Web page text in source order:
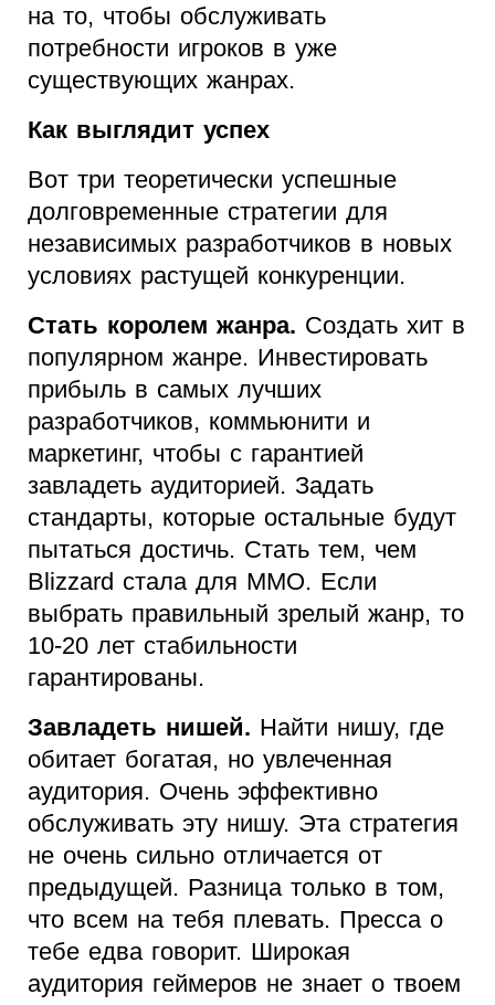
на то, чтобы обслуживать
потребности игроков в уже
существующих жанрах.
Как выглядит успех
Вот три теоретически успешные
долговременные стратегии для
независимых разработчиков в новых
условиях растущей конкуренции.
Стать королем жанра. Создать хит в
популярном жанре. Инвестировать
прибыль в самых лучших
разработчиков, коммьюнити и
маркетинг, чтобы с гарантией
завладеть аудиторией. Задать
стандарты, которые остальные будут
пытаться достичь. Стать тем, чем
Blizzard стала для MMO. Если
выбрать правильный зрелый жанр, то
10-20 лет стабильности
гарантированы.
Завладеть нишей. Найти нишу, где
обитает богатая, но увлеченная
аудитория. Очень эффективно
обслуживать эту нишу. Эта стратегия
не очень сильно отличается от
предыдущей. Разница только в том,
что всем на тебя плевать. Пресса о
тебе едва говорит. Широкая
аудитория геймеров не знает о твоем